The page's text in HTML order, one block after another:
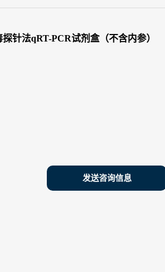
针法qRT-PCR试剂盒（不含内参）
发送咨询信息